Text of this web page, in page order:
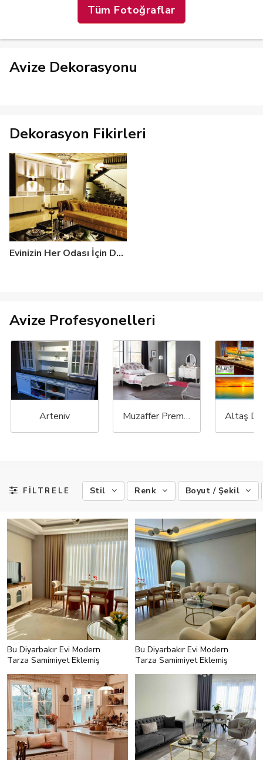
Tüm Fotoğraflar
Avize Dekorasyonu
Dekorasyon Fikirleri
Evinizin Her Odası İçin Doğru Avize Seçimi: Uygun Boyut ve Modeller
Avize Profesyonelleri
Arteniv Muzaffer Premium Mobilya
FİLTRELE Stil Renk Boyut / Şekil
Bu Diyarbakır Evi Modern
Tarza Samimiyet Eklemiş
Bu Diyarbakır Evi Modern
Tarza Samimiyet Eklemiş